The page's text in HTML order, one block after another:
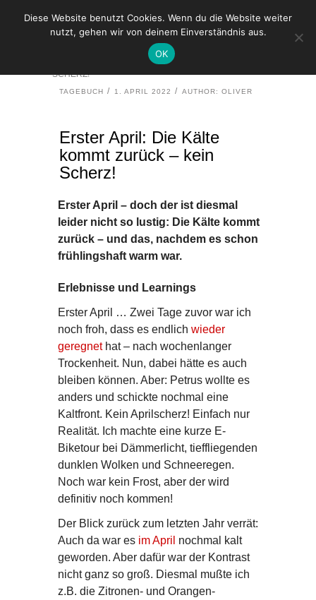
ERSTER APRIL: DIE KÄLTE KOMMT ZURÜCK – KEIN
SCHERZ!
TAGEBUCH 1. APRIL 2022 AUTHOR: OLIVER
Erster April: Die Kälte
kommt zurück – kein
Scherz!
Erster April – doch der ist diesmal
leider nicht so lustig: Die Kälte kommt
zurück – und das, nachdem es schon
frühlingshaft warm war.
Erlebnisse und Learnings
Erster April … Zwei Tage zuvor war ich
noch froh, dass es endlich wieder
geregnethat – nach wochenlanger
Trockenheit. Nun, dabei hätte es auch
bleiben können. Aber: Petrus wollte es
anders und schickte nochmal eine
Kaltfront. Kein Aprilscherz! Einfach nur
Realität. Ich machte eine kurze E-
Biketour bei Dämmerlicht, tieffliegenden
dunklen Wolken und Schneeregen.
Noch war kein Frost, aber der wird
definitiv noch kommen!
Der Blick zurück zum letzten Jahr verrät:
Auch da war es im April nochmal kalt
geworden. Aber dafür war der Kontrast
nicht ganz so groß. Diesmal mußte ich
z.B. die Zitronen- und Orangen-
Diese Website benutzt Cookies. Wenn du die Website weiter
nutzt, gehen wir von deinem Einverständnis aus.
OK